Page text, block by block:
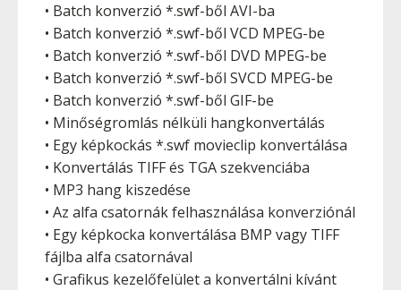
• Batch konverzió *.swf-ből AVI-ba
• Batch konverzió *.swf-ből VCD MPEG-be
• Batch konverzió *.swf-ből DVD MPEG-be
• Batch konverzió *.swf-ből SVCD MPEG-be
• Batch konverzió *.swf-ből GIF-be
• Minőségromlás nélküli hangkonvertálás
• Egy képkockás *.swf movieclip konvertálása
• Konvertálás TIFF és TGA szekvenciába
• MP3 hang kiszedése
• Az alfa csatornák felhasználása konverziónál
• Egy képkocka konvertálása BMP vagy TIFF
fájlba alfa csatornával
• Grafikus kezelőfelület a konvertálni kívánt